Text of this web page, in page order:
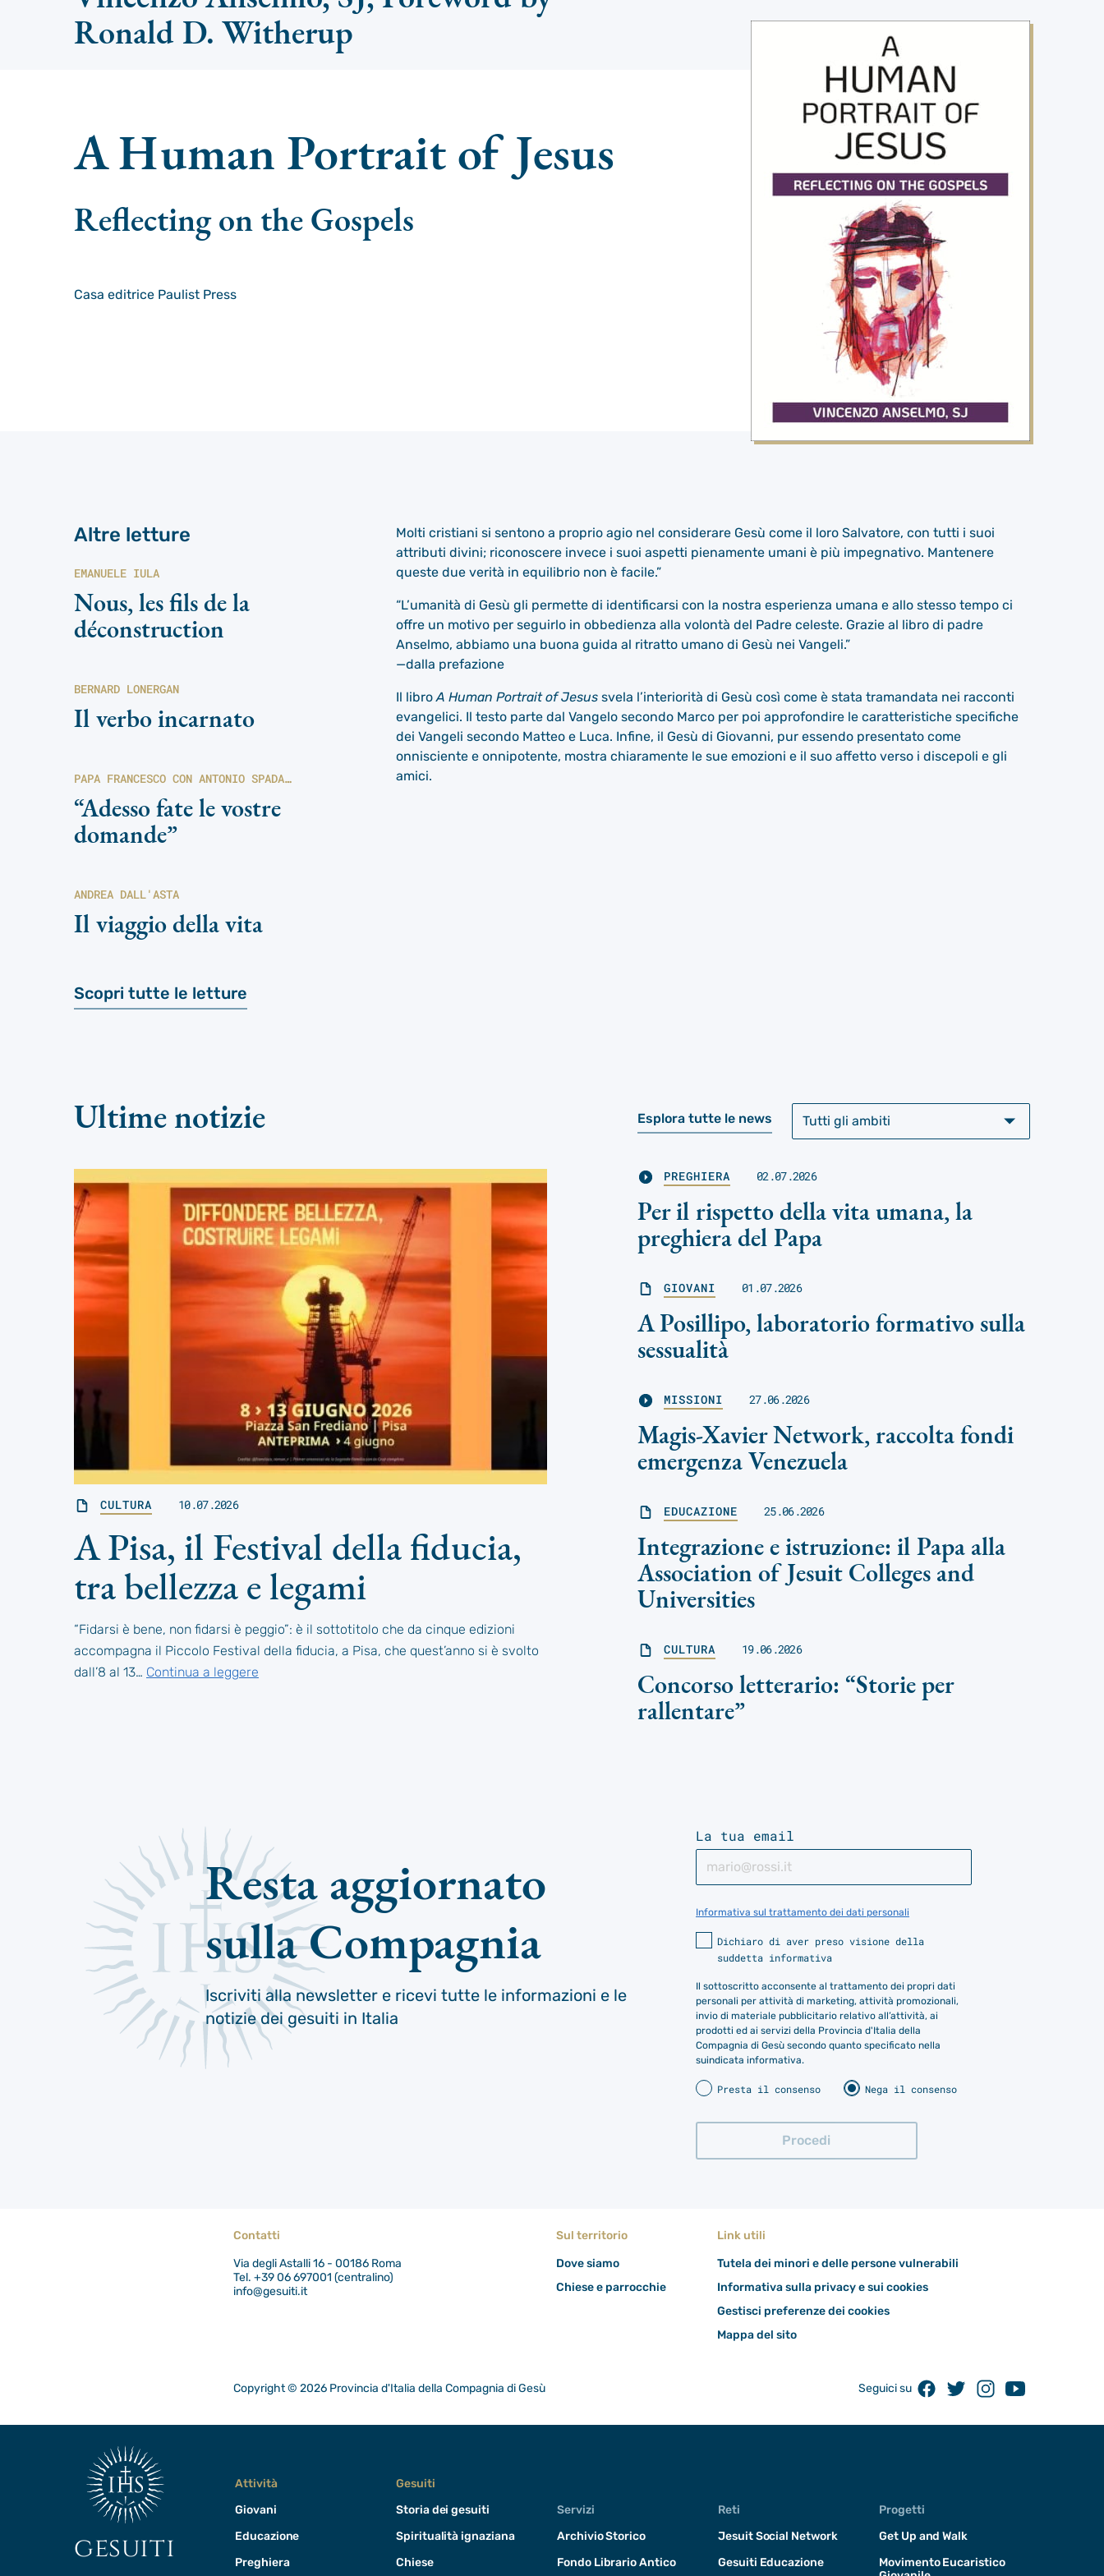
Ronald D. Witherup
A Human Portrait of Jesus
Reflecting on the Gospels
Casa editrice Paulist Press
Molti cristiani si sentono a proprio agio nel considerare Gesù come il loro Salvatore, con tutti i suoi
attributi divini; riconoscere invece i suoi aspetti pienamente umani è più impegnativo. Mantenere
queste due verità in equilibrio non è facile.”
“L’umanità di Gesù gli permette di identificarsi con la nostra esperienza umana e allo stesso tempo ci
offre un motivo per seguirlo in obbedienza alla volontà del Padre celeste. Grazie al libro di padre
Anselmo, abbiamo una buona guida al ritratto umano di Gesù nei Vangeli.”
—dalla prefazione
Il libroA Human Portrait of Jesus svela l’interiorità di Gesù così come è stata tramandata nei racconti
evangelici. Il testo parte dal Vangelo secondo Marco per poi approfondire le caratteristiche specifiche
dei Vangeli secondo Matteo e Luca. Infine, il Gesù di Giovanni, pur essendo presentato come
onnisciente e onnipotente, mostra chiaramente le sue emozioni e il suo affetto verso i discepoli e gli
amici.
Altre letture
EMANUELE IULA
Nous, les fils de la
déconstruction
BERNARD LONERGAN
Il verbo incarnato
PAPA FRANCESCO CON ANTONIO SPADARO
“Adesso fate le vostre
domande”
ANDREA DALL'ASTA
Il viaggio della vita
Scopri tutte le letture
Ultime notizie Esplora tutte le news
CULTURA 10.07.2026
A Pisa, il Festival della fiducia,
tra bellezza e legami
“Fidarsi è bene, non fidarsi è peggio”: è il sottotitolo che da cinque edizioni
accompagna il Piccolo Festival della fiducia, a Pisa, che quest’anno si è svolto
dall’8 al 13… Continua a leggere
PREGHIERA 02.07.2026
Per il rispetto della vita umana, la
preghiera del Papa
GIOVANI 01.07.2026
A Posillipo, laboratorio formativo sulla
sessualità
MISSIONI 27.06.2026
Magis-Xavier Network, raccolta fondi
emergenza Venezuela
EDUCAZIONE 25.06.2026
Integrazione e istruzione: il Papa alla
Association of Jesuit Colleges and
Universities
CULTURA 19.06.2026
Concorso letterario: “Storie per
rallentare”
Resta aggiornato
sulla Compagnia
Iscriviti alla newsletter e ricevi tutte le informazioni e le
notizie dei gesuiti in Italia
La tua email
Informativa sul trattamento dei dati personali
Dichiaro di aver preso visione della
suddetta informativa
Il sottoscritto acconsente al trattamento dei propri dati
personali per attività di marketing, attività promozionali,
invio di materiale pubblicitario relativo all’attività, ai
prodotti ed ai servizi della Provincia d'Italia della
Compagnia di Gesù secondo quanto specificato nella
suindicata informativa.
Presta il consenso Nega il consenso
Contatti
Via degli Astalli 16 - 00186 Roma
Tel. +39 06 697001 (centralino)
info@gesuiti.it
Sul territorio
Dove siamo
Chiese e parrocchie
Link utili
Tutela dei minori e delle persone vulnerabili
Informativa sulla privacy e sui cookies
Gestisci preferenze dei cookies
Mappa del sito
Copyright © 2026 Provincia d'Italia della Compagnia di Gesù Seguici su FacebookTwitterInstagramYoutube
gesuiti
Attività
Giovani
Educazione
Preghiera
Gesuiti
Storia dei gesuiti
Spiritualità ignaziana
Chiese
Servizi
Archivio Storico
Fondo Librario Antico
Reti
Jesuit Social Network
Gesuiti Educazione
Progetti
Get Up and Walk
Movimento Eucaristico